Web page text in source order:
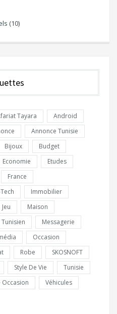
(10)
Tayara
Android
Annonce Tunisie
Bijoux
Budget
Economie
Etudes
France
Immobilier
Jeu
Maison
Messagerie
Occasion
Robe
SKOSNOFT
Style De Vie
Tunisie
Véhicules